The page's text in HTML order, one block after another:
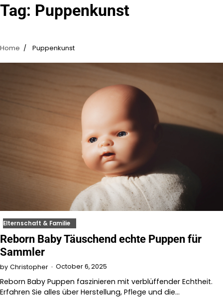
Tag: Puppenkunst
Home Puppenkunst
Elternschaft & Familie
Reborn Baby Täuschend echte Puppen für
Sammler
by Christopher October 6, 2025
Reborn Baby Puppen faszinieren mit verblüffender Echtheit.
Erfahren Sie alles über Herstellung, Pflege und die…